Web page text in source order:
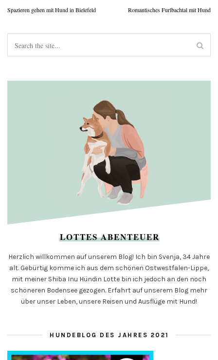
Spazieren gehen mit Hund in Bielefeld Romantisches Furlbachtal mit Hund
LOTTES ABENTEUER
Herzlich willkommen auf unserem Blog! Ich bin Svenja, 34 Jahre
alt. Gebürtig komme ich aus dem schönen Ostwestfalen-Lippe,
mit meiner Shiba Inu Hündin Lotte bin ich jedoch an den noch
schöneren Bodensee gezogen. Erfahrt auf unserem Blog mehr
über unser Leben, unsere Reisen und Ausflüge mit Hund!
HUNDEBLOG DES JAHRES 2021